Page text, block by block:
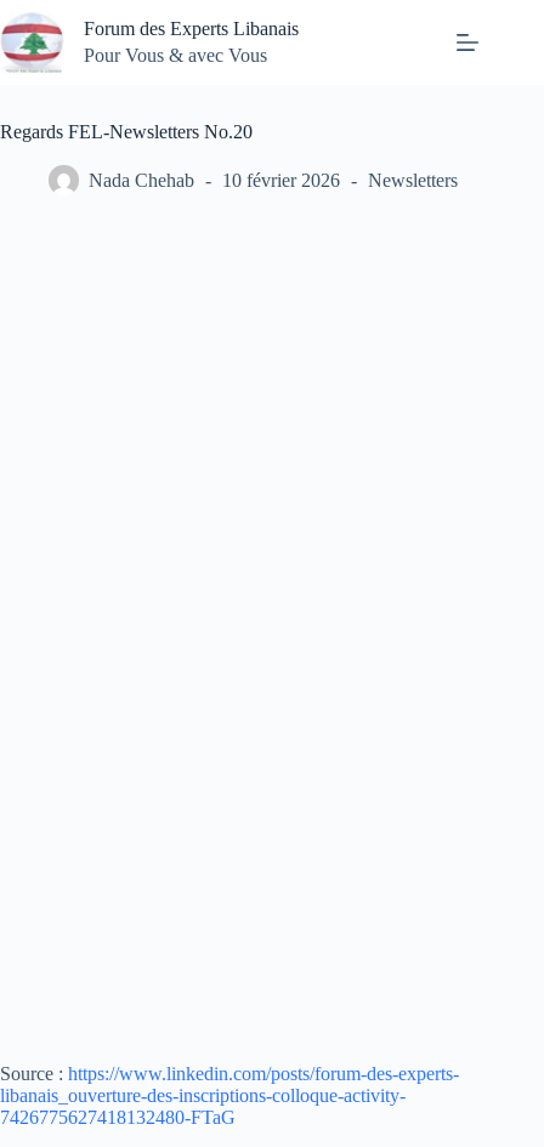
Passer
au
contenu
Forum des Experts Libanais
Pour Vous & avec Vous
Regards FEL-Newsletters No.20
Nada Chehab 10 février 2026 Newsletters
Source : https://www.linkedin.com/posts/forum-des-experts-
libanais_ouverture-des-inscriptions-colloque-activity-
7426775627418132480-FTaG